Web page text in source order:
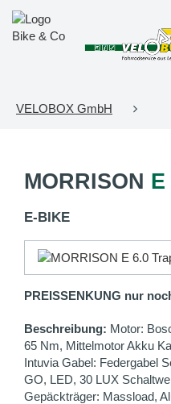
VELOBOX GmbH
MORRISON E
E-BIKE
PREISSENKUNG nur
Beschreibung: Motor:
65 Nm, Mittelmotor Akku
Intuvia Gabel: Federgabel
GO, LED, 30 LUX
Gepäckträger: Massload,